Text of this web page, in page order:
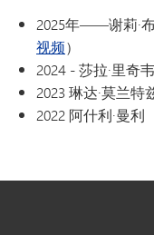
2025年——谢莉·
视频）
2024 - 莎拉·里奇
2023 琳达·莫兰特
2022 阿什利·曼利